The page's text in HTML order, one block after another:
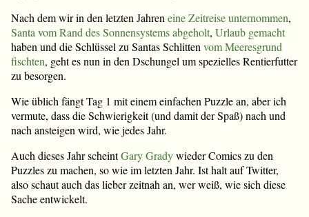
Nach dem wir in den letzten Jahren eine Zeitreise unternommen,
Santa vom Rand des Sonnensystems abgeholt, Urlaub gemacht
haben und die Schlüssel zu Santas Schlitten vom Meeresgrund
fischten, geht es nun in den Dschungel um spezielles Rentierfutter
zu besorgen.
Wie üblich fängt Tag 1 mit einem einfachen Puzzle an, aber ich
vermute, dass die Schwierigkeit (und damit der Spaß) nach und
nach ansteigen wird, wie jedes Jahr.
Auch dieses Jahr scheintGary Gradywieder Comics zu den
Puzzles zu machen, so wie im letzten Jahr. Ist halt auf Twitter,
also schaut auch das lieber zeitnah an, wer weiß, wie sich diese
Sache entwickelt.